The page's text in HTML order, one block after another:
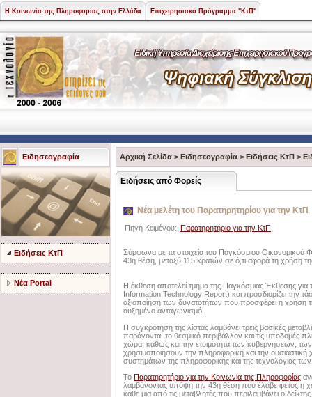
Η Κοινωνία της Πληροφορίας στην Ελλάδα Επιχειρησιακό Πρόγραμμα "ΚτΠ"
Ειδησεογραφία
Ειδήσεις ΚτΠ
Νέα Portal
Αρχική Σελίδα > Ειδησεογραφία > Ειδήσεις ΚτΠ >
Ειδήσεις από Φορείς
Νέα μελέτη του Παρατηρητηρίου για την ΚτΠ
Πηγή Κειμένου: Παρατηρητήριο για την ΚτΠ
Σύμφωνα με τα στοιχεία του Παγκόσμιου
43η θέση, μεταξύ 115 κρατών σε ό,τι αφορά τη χρήση
Η έκθεση αποτελεί τμήμα της Παγκόσμιας Έκθεσης
Information Technology Report) και προσδιορίζει την
αξιοποίηση των δυνατοτήτων που προσφέρει η χρήση
αυξημένο ανταγωνισμό.
Η συγκρότηση της λίστας λαμβάνει τρεις βασικές
παράγοντα, το θεσμικό περιβάλλον και τις υποδομές
χώρα, καθώς και την ετοιμότητα των κυβερνήσεων, των
χρησιμοποιήσουν την πληροφορική και την
συστημάτων της πληροφορικής και της τεχνολογίας
Το Παρατηρητήριο για την Κοινωνία της Πληροφορίας
λαμβάνοντας υπόψη την 43η θέση που έλαβε φέτος η
κάθε μια από τις μεταβλητές που περιλαμβάνει ο δείκτης.